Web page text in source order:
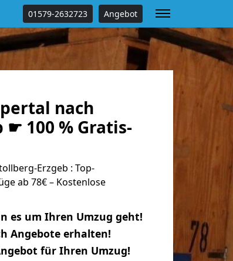
01579-2632723 Angebot
nach
100 % Gratis-
Erzgeb : Top-
ab 78€ – Kostenlose
es um Ihren Umzug geht!
Angebote erhalten!
für Ihren Umzug!